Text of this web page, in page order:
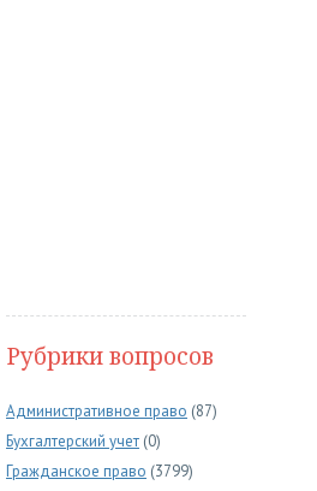
Рубрики вопросов
Административное право (87)
Бухгалтерский учет (0)
Гражданское право (3799)